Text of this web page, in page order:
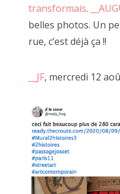
transformais.
belles photos. Un
rue, c’est déjà ça !!
__JF, mercredi 12